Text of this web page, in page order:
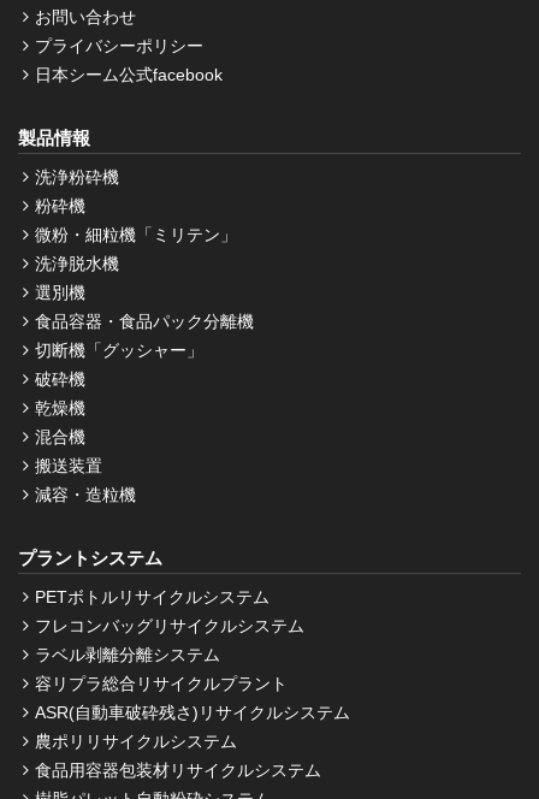
お問い合わせ
プライバシーポリシー
日本シーム公式facebook
製品情報
洗浄粉砕機
粉砕機
微粉・細粒機「ミリテン」
洗浄脱水機
選別機
食品容器・食品パック分離機
切断機「グッシャー」
破砕機
乾燥機
混合機
搬送装置
減容・造粒機
プラントシステム
PETボトルリサイクルシステム
フレコンバッグリサイクルシステム
ラベル剥離分離システム
容リプラ総合リサイクルプラント
ASR(自動車破砕残さ)リサイクルシステム
農ポリリサイクルシステム
食品用容器包装材リサイクルシステム